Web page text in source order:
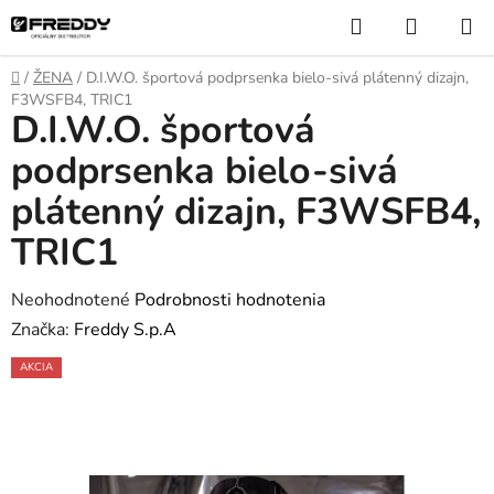
Prejsť
na
obsah
Hľadať
KOŠÍK
Domov
/ ŽENA / D.I.W.O. športová podprsenka bielo-sivá plátenný dizajn,
F3WSFB4, TRIC1
D.I.W.O. športová
podprsenka bielo-sivá
plátenný dizajn, F3WSFB4,
TRIC1
Priemerné
hodnotenie
produktu
Neohodnotené Podrobnosti hodnotenia
Značka: Freddy S.p.A
AKCIA